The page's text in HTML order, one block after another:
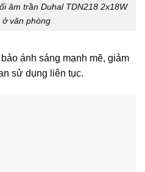
âm trần Duhal TDN218 2x18W
văn phòng
ánh sáng mạnh mẽ, giảm
sử dụng liên tục.